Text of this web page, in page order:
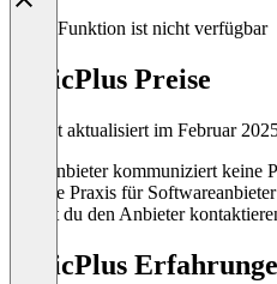
Diese Funktion ist nicht verfügbar
CivicPlus Preise
Zuletzt aktualisiert im Februar
Der Anbieter kommuniziert keine
übliche Praxis für
kannst du den Anbieter
CivicPlus